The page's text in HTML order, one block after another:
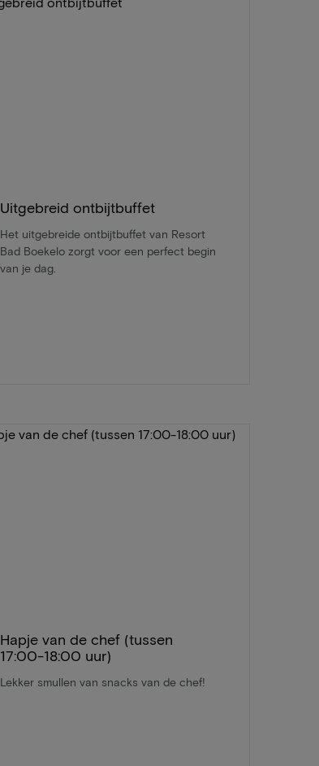
Uitgebreid ontbijtbuffet
Het uitgebreide ontbijtbuffet van Resort
Bad Boekelo zorgt voor een perfect begin
van je dag.
Hapje van de chef (tussen
17:00-18:00 uur)
Lekker smullen van snacks van de chef!